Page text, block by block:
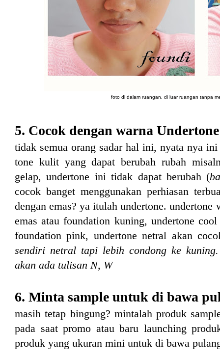
foto di dalam ruangan, di luar ruangan tanpa
5. Cocok dengan warna
tidak semua orang sadar hal ini, nyata nya
tone kulit yang dapat berubah rubah
gelap, undertone ini tidak dapat berubah (
cocok banget menggunakan perhiasan
dengan emas? ya itulah undertone. undertone
emas atau foundation kuning, undertone
foundation pink, undertone netral akan
sendiri netral tapi lebih condong ke
akan ada tulisan N, W
6. Minta sample untuk di bawa
masih tetap bingung? mintalah produk
pada saat promo atau baru launching
produk yang ukuran mini untuk di bawa